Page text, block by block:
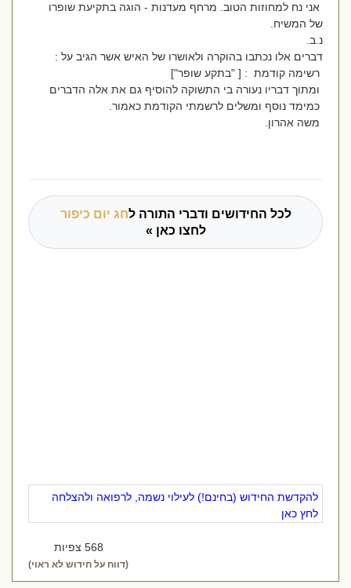
אני נח למחוזות הטוב. מרחף מעדנות - הוגה בתקיעת שופרו
של המשיח.
נ.ב.
דברים אלו נכתבו בהוקרה ולאושרו של האיש אשר הגיב על :
רשימה קודמת : [ "בתקע שופר"]
ומתוך דבריו נעורה בי התשוקה להוסיף גם את אלה הדברים
כמימד נוסף ומשלים לרשמתי הקודמת כאמור.
משה אהרון.
לכל החידושים ודברי התורה לחג יום כיפור
לחצו כאן »
להקדשת החידוש (בחינם!) לעילוי נשמה, לרפואה ולהצלחה
לחץ כאן
568 צפיות
(דווח על חידוש לא ראוי)